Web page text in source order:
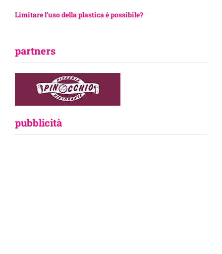
Limitare l’uso della plastica è possibile?
partners
pubblicità